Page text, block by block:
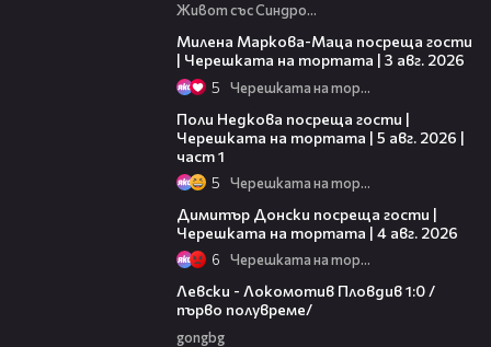
Живот със Синдром на Даун
Милена Маркова-Маца посреща гости
| Черешката на тортата | 3 авг. 2026
5 Черешката на тортата
Поли Недкова посреща гости |
Черешката на тортата | 5 авг. 2026 |
част 1
5 Черешката на тортата
Димитър Донски посреща гости |
Черешката на тортата | 4 авг. 2026
6 Черешката на тортата
Левски - Локомотив Пловдив 1:0 /
първо полувреме/
gongbg